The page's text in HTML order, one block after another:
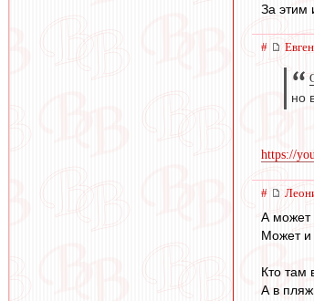
За этим
#
но
https://
#
А может
Может и
Кто там
А в